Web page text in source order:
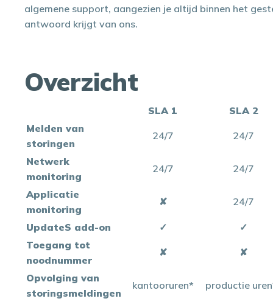
algemene support, aangezien je altijd binnen het
antwoord krijgt van ons.
Overzicht
SLA 1
SLA 2
Melden van
storingen
24/7 24/7
Netwerk
monitoring
24/7 24/7
Applicatie
monitoring
✘ 24/7
UpdateS add-on ✓
✓
Toegang tot
noodnummer
✘ ✘
Opvolging van
storingsmeldingen
kantooruren* productie